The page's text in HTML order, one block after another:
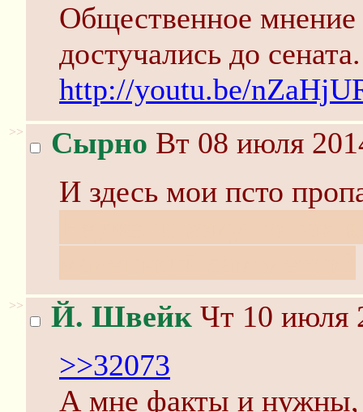
Общественное мнение
достучались до сената.
http://youtu.be/
>> Сырно Вт 08 июля
И здесь мои псто
>> Й. Швейк Чт 10 июля
>>32073
А мне факты и